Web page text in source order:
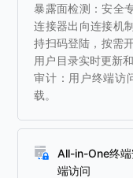
暴露面检测：安全
连接器出向连接机
持扫码登陆，按需
用户目录实时更新
审计：用户终端访
载。
All-in-One终端
端访问